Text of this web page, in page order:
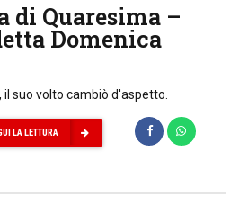
di Quaresima –
Domenica
il suo volto cambiò d'aspetto.
LA LETTURA